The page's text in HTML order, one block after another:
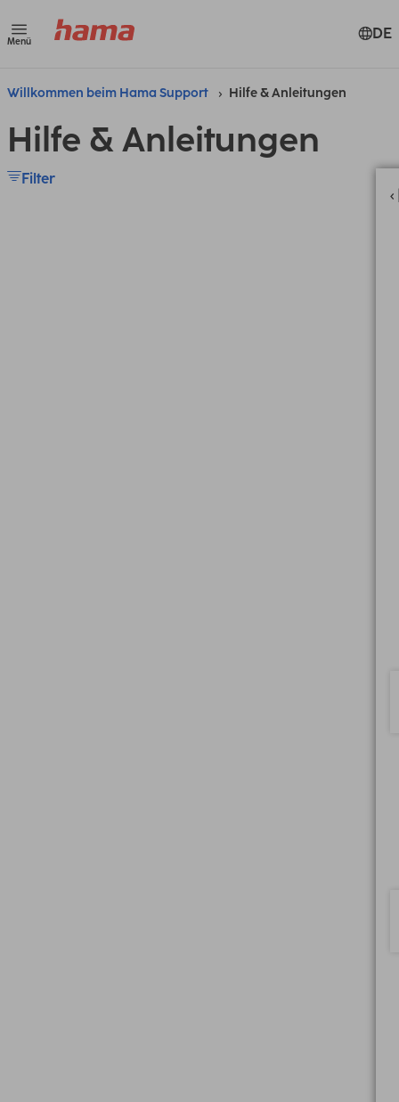
Menü DE
Willkommen beim Hama Support Hilfe & Anleitungen
Hilfe & Anleitungen
Filter